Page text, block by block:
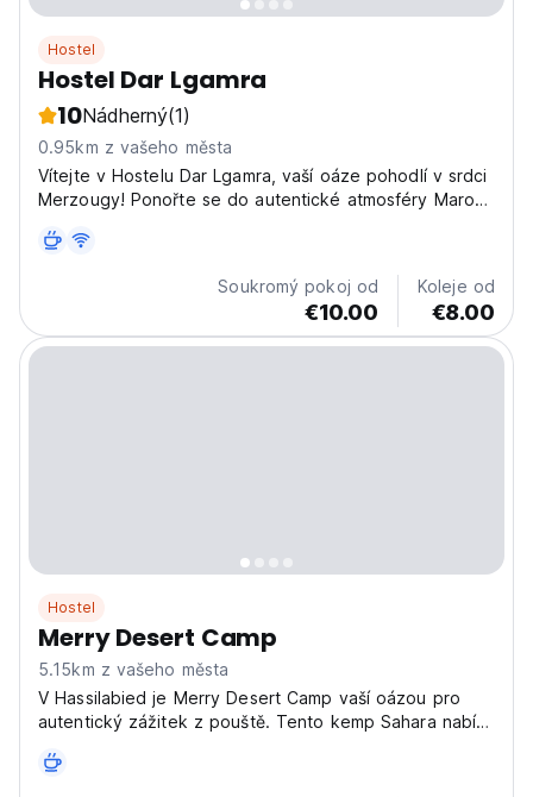
Hostel
Hostel Dar Lgamra
10Nádherný(1)
0.95km z vašeho města
Vítejte v Hostelu Dar Lgamra, vaší oáze pohodlí v srdci
Merzougy! Ponořte se do autentické atmosféry Maroka
nachází v ideální lokalitě v centru Merzougy a je
dokonalým výchozím bodem pro prozkoumávání
Soukromý pokoj od
€10.00
Koleje od
€8.00
Hostel
Merry Desert Camp
5.15km z vašeho města
V Hassilabied je Merry Desert Camp vaší oázou pro
autentický zážitek z pouště. Tento kemp Sahara nabízí
from original language)